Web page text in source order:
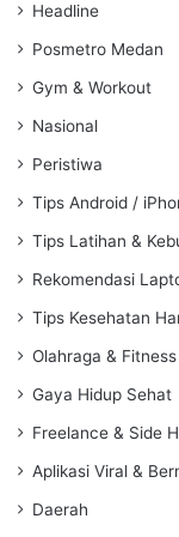
Headline
Posmetro Medan
Gym & Workout
Nasional
Peristiwa
Tips Android /
Tips Latihan &
Rekomendasi
Tips Kesehatan
Olahraga & Fitness
Gaya Hidup Sehat
Freelance & Side
Aplikasi Viral &
Daerah